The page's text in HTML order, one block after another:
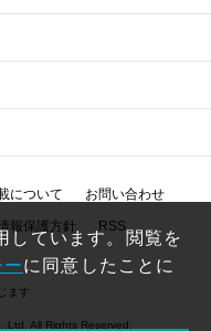
について お問い合わせ
報保護方針 RSS
ます
All Rights Reserved.
しています。閲覧を
に同意したことに